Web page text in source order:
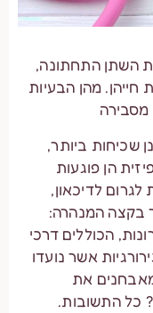
השתן התחתונה,
חייהן. מהן הבעיות
מסבירה
שכיחות ביותר,
הן פוגעות
לגרום לדיכאון,
בקצה המנהרה:
הכוללים דרכי
אשר נועדו
את
כל התשובות.